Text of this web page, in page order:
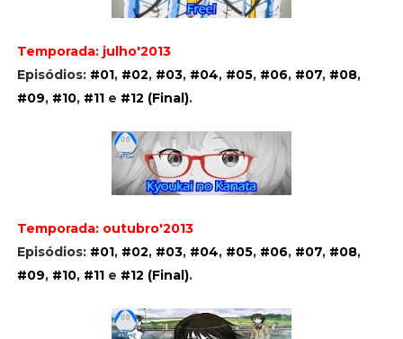
Temporada: julho'2013
Episódios: #01, #02, #03, #04, #05, #06, #07, #08,
#09, #10, #11e #12 (Final).
Temporada: outubro'2013
Episódios: #01, #02, #03, #04, #05, #06, #07, #08,
#09, #10, #11e #12 (Final).